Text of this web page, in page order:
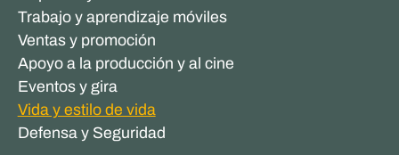
Trabajo y aprendizaje móviles
Ventas y promoción
Apoyo a la producción y al cine
Eventos y gira
Vida y estilo de vida
Defensa y Seguridad